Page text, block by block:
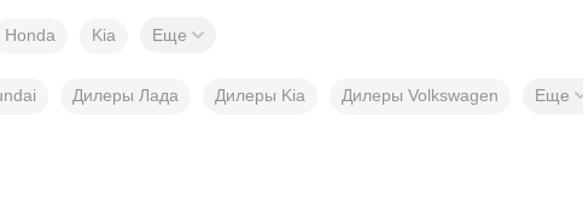
Honda Kia Еще
Дилеры Лада Дилеры Kia Дилеры Volkswagen Еще